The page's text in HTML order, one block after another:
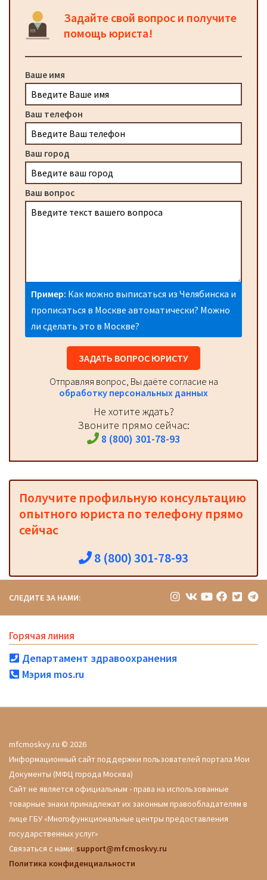
Задайте свой вопрос и получите
помощь юриста!
Ваше имя
Ваш телефон
Ваш город
Ваш вопрос
Пример: Как можно выписаться из Челябинска и
прописаться в Москве автоматически? Можно
ли сделать это в Москве?
ЗАДАТЬ ВОПРОС ЮРИСТУ
Отправляя вопрос, Вы даёте согласие на
обработку персональных данных
Не хотите ждать?
Звоните прямо сейчас:
8 (800) 301-78-93
Получите профильную консультацию
опытного юриста по телефону прямо
сейчас
8 (800) 301-78-93
СЛЕДИТЕ ЗА НАМИ:
Горячая линия
Департамент здравоохранения
Мэрия mos.ru
mfcmoskvy.ru © 2026
Информационный сайт поддержки пользователей портала Мои
Документы (МФЦ города Москва)
Сайт не является официальным - права на использованные
товарные знаки принадлежат их законным правообладателям в
лице ГБУ «Многофункциональные центры предоставления
государственных услуг»
Связаться с нами: support@mfcmoskvy.ru
Политика конфиденциальности